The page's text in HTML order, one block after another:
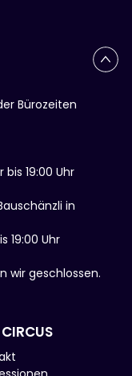
Bürozeiten
bis 19:00 Uhr
in
19:00 Uhr
wir geschlossen.
CIRCUS